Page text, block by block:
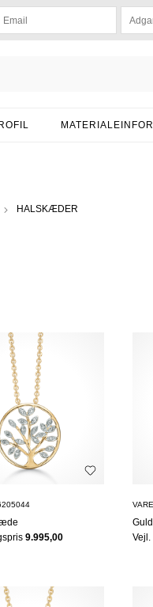
HALSKÆDER
9.995,00